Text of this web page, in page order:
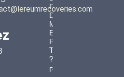
Perdus :
Des
Millions
Envolés
Pour
Toujours
?
Property